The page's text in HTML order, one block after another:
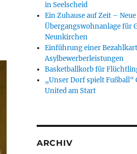
in Seelscheid
Ein Zuhause auf Zeit – Neue
Übergangswohnanlage für
Neunkirchen
Einführung einer
Asylbewerberleistungen
Basketballkorb für
„Unser Dorf spielt Fußball“
United am Start
ARCHIV